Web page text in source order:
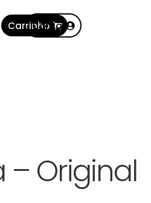
Carrinho
Conta
– Original